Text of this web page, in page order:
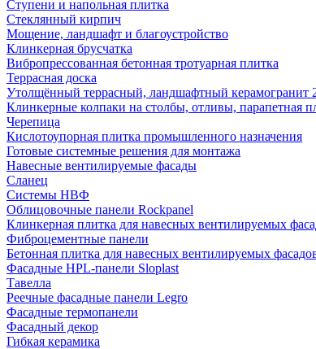
Ступени и напольная плитка
Cтеклянный кирпич
Мощение, ландшафт и благоустройство
Клинкерная брусчатка
Вибропрессованная бетонная тротуарная плитка
Террасная доска
Утолщённый террасный, ландшафтный керамогранит
Клинкерные колпаки на столбы, отливы, парапетная
Черепица
Кислотоупорная плитка промышленного назначения
Готовые системные решения для монтажа
Навесные вентилируемые фасады
Сланец
Системы НВФ
Облицовочные панели Rockpanel
Клинкерная плитка для навесных вентилируемых
Фиброцементные панели
Бетонная плитка для навесных вентилируемых
Фасадные HPL-панели Sloplast
Тавелла
Реечные фасадные панели Legro
Фасадные термопанели
Фасадный декор
Гибкая керамика